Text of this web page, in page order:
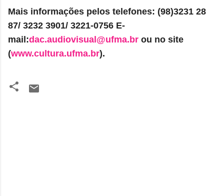
Mais informações pelos telefones: (98)3231 28
87/ 3232 3901/ 3221-0756 E-
mail:dac.audiovisual@ufma.br ou no site
(www.cultura.ufma.br).